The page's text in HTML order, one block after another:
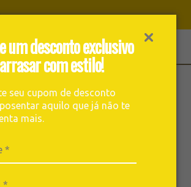
um desconto exclusivo
com estilo!
seu cupom de desconto
aquilo que já não te
mais.